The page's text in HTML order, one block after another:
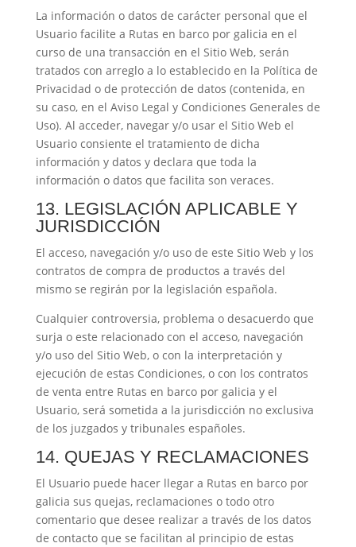
La información o datos de carácter personal que el
Usuario facilite a Rutas en barco por galicia en el
curso de una transacción en el Sitio Web, serán
tratados con arreglo a lo establecido en la Política de
Privacidad o de protección de datos (contenida, en
su caso, en el Aviso Legal y Condiciones Generales de
Uso). Al acceder, navegar y/o usar el Sitio Web el
Usuario consiente el tratamiento de dicha
información y datos y declara que toda la
información o datos que facilita son veraces.
13. LEGISLACIÓN APLICABLE Y
JURISDICCIÓN
El acceso, navegación y/o uso de este Sitio Web y los
contratos de compra de productos a través del
mismo se regirán por la legislación española.
Cualquier controversia, problema o desacuerdo que
surja o este relacionado con el acceso, navegación
y/o uso del Sitio Web, o con la interpretación y
ejecución de estas Condiciones, o con los contratos
de venta entre Rutas en barco por galicia y el
Usuario, será sometida a la jurisdicción no exclusiva
de los juzgados y tribunales españoles.
14. QUEJAS Y RECLAMACIONES
El Usuario puede hacer llegar a Rutas en barco por
galicia sus quejas, reclamaciones o todo otro
comentario que desee realizar a través de los datos
de contacto que se facilitan al principio de estas